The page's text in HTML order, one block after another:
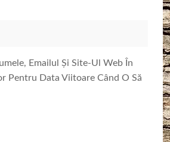
Emailul Și Site-Ul Web În
Pentru Data Viitoare Când O Să